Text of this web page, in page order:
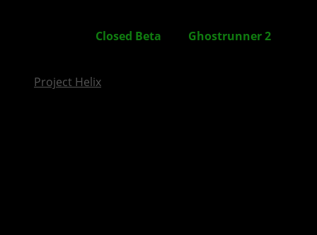
Closed Beta Ghostrunner 2
Project Helix